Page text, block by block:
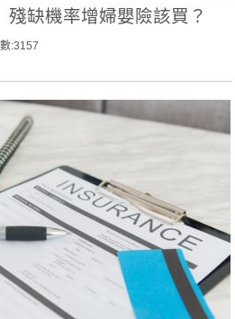
缺機率增婦嬰險該買？
:3157